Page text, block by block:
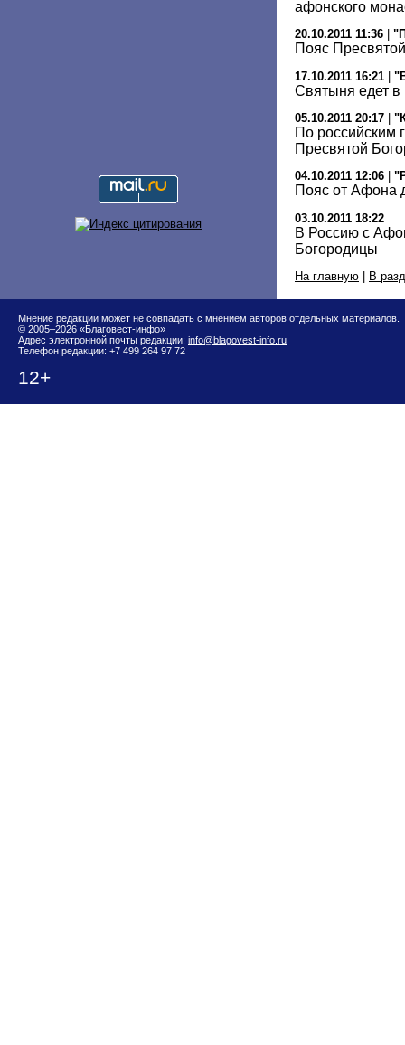
афонского
20.10.2011 11:36
Пояс
17.10.2011 16:21
Святыня едет в
05.10.2011 20:17
По российским
Пресвятой
04.10.2011 12:06
Пояс от Афона
03.10.2011 18:22
В Россию с
Богородицы
На главную В
Мнение редакции может не совпадать с мнением авторов отдельных материалов.
© 2005–2026 «Благовест-инфо»
Адрес электронной почты редакции: info@blagovest-info.ru
Телефон редакции: +7 499 264 97 72
12+